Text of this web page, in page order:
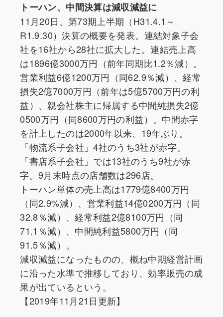
トーハン、中間決算は減収減益に
11月20日、第73期上半期（H31.4.1～
R1.9.30）決算の概要を発表。連結対象子会
社を16社から28社に拡大した。連結売上高
は1896億3000万円（前年同期比1.2％減）。
営業利益6億1200万円（同62.9％減）、経常
損失2億7000万円（前年は5億5700万円の利
益）、親会社株主に帰属する中間純損失2億
0500万円（同8600万円の利益）。中間赤字
を計上したのは2000年以来、19年ぶり。
「物流系子会社」4社のうち3社が赤字。
「書店系子会社」では13社のうち9社が赤
字。9月末時点の店舗数は296店。
トーハン単体の売上高は1779億8400万円
（同2.9%減）、営業利益14億0200万円（同
32.8％減）、経常利益2億8100万円（同
71.1％減）、中間純利益5800万円（同
91.5％減）。
減収減益になったものの、概ね中期経営計画
に沿った水準で推移しており、効率販売の成
果が出ているという。
【2019年11月21日更新】